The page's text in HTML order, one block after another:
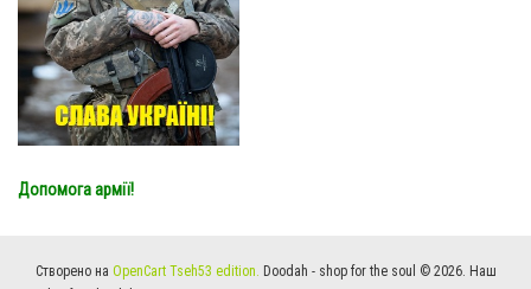
Допомога армії!
Створено на OpenCart Tseh53 edition. Doodah - shop for the soul © 2026. Наш